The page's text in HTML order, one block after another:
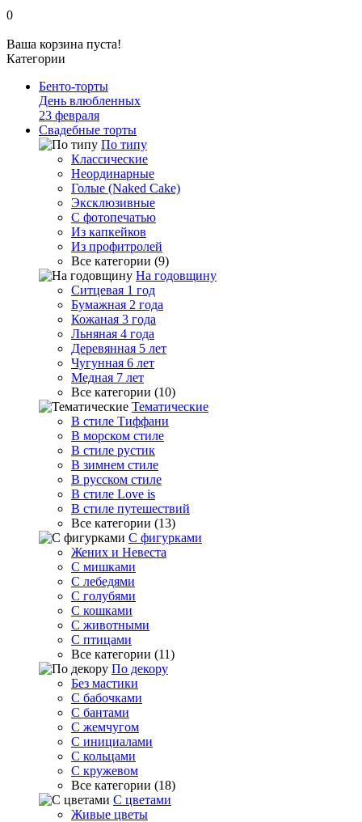
0
Ваша корзина пуста!
Категории
Бенто-торты
День влюбленных
23 февраля
Свадебные торты
По типу
Классические
Неординарные
Голые (Naked Cake)
Эксклюзивные
С фотопечатью
Из капкейков
Из профитролей
Все категории (9)
На годовщину
Ситцевая 1 год
Бумажная 2 года
Кожаная 3 года
Льняная 4 года
Деревянная 5 лет
Чугунная 6 лет
Медная 7 лет
Все категории (10)
Тематические
В стиле Тиффани
В морском стиле
В стиле рустик
В зимнем стиле
В русском стиле
В стиле Love is
В стиле путешествий
Все категории (13)
С фигурками
Жених и Невеста
С мишками
С лебедями
С голубями
С кошками
С животными
С птицами
Все категории (11)
По декору
Без мастики
С бабочками
С бантами
С жемчугом
С инициалами
С кольцами
С кружевом
Все категории (18)
С цветами
Живые цветы